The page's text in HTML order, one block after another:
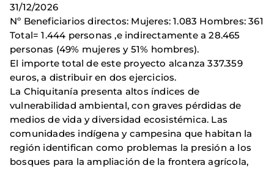
31/12/2026
Nº Beneficiarios directos: Mujeres: 1.083 Hombres: 361
Total= 1.444 personas ,e indirectamente a 28.465
personas (49% mujeres y 51% hombres).
El importe total de este proyecto alcanza 337.359
euros, a distribuir en dos ejercicios.
La Chiquitanía presenta altos índices de
vulnerabilidad ambiental, con graves pérdidas de
medios de vida y diversidad ecosistémica. Las
comunidades indígena y campesina que habitan la
región identifican como problemas la presión a los
bosques para la ampliación de la frontera agrícola,